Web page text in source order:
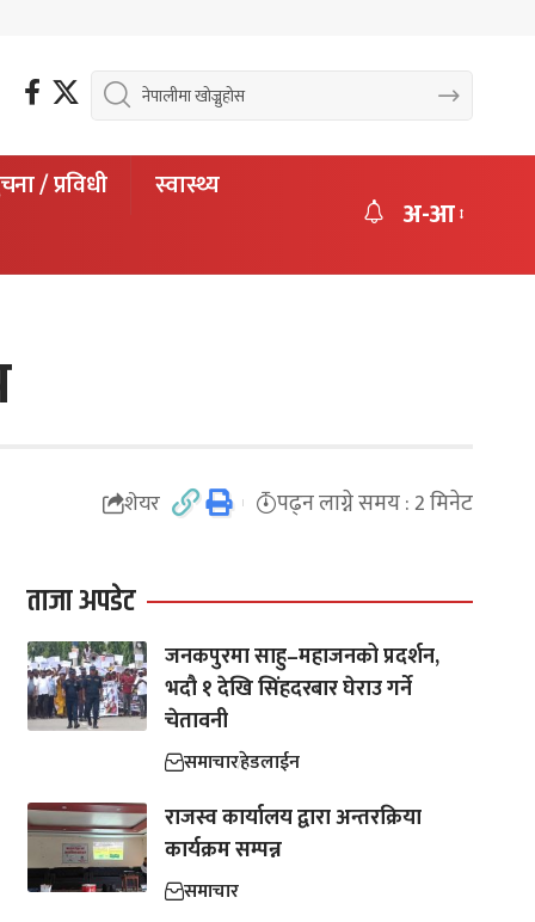
/ प्रविधी
स्वास्थ्य
अ-आ
शेयर पढ्न लाग्ने समय : 2 मिनेट
ताजा अपडेट
जनकपुरमा साहु–महाजनको प्रदर्शन,
भदौ १ देखि सिंहदरबार घेराउ गर्ने
चेतावनी
समाचारहेडलाईन
राजस्व कार्यालय द्वारा अन्तरक्रिया
कार्यक्रम सम्पन्न
समाचार